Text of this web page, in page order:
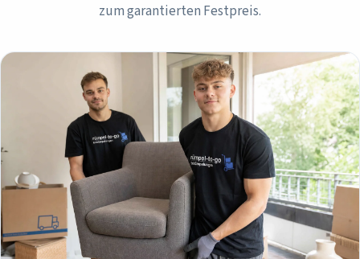
zum garantierten Festpreis.